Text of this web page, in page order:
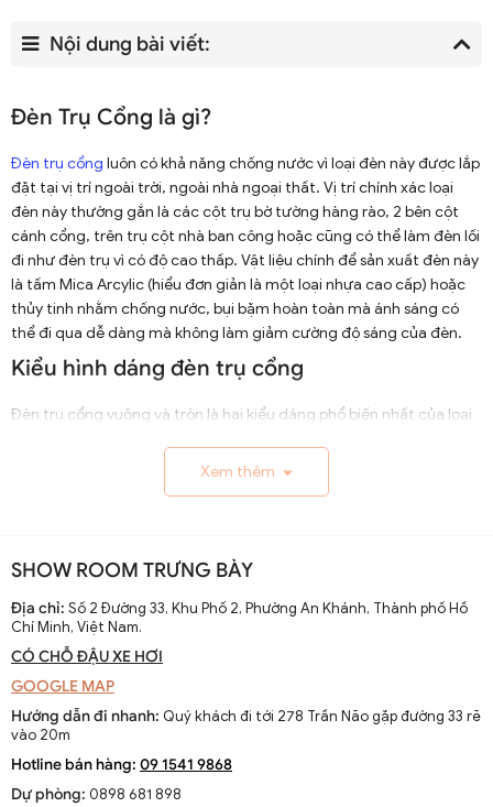
Nội dung bài viết:
Đèn Trụ Cổng là gì?
Đèn trụ cổng luôn có khả năng chống nước vì loại đèn này được lắp
đặt tại vị trí ngoài trời, ngoài nhà ngoại thất. Vị trí chính xác loại
đèn này thường gắn là các cột trụ bờ tường hàng rào, 2 bên cột
cánh cổng, trên trụ cột nhà ban công hoặc cũng có thể làm đèn lối
đi như đèn trụ vì có độ cao thấp. Vật liệu chính để sản xuất đèn này
là tấm Mica Arcylic (hiểu đơn giản là một loại nhựa cao cấp) hoặc
thủy tinh nhằm chống nước, bụi bặm hoàn toàn mà ánh sáng có
thể đi qua dễ dàng mà không làm giảm cường độ sáng của đèn.
Kiểu hình dáng đèn trụ cổng
Đèn trụ cổng vuông và tròn là hai kiểu dáng phổ biến nhất của loại
hưởng đến thiết kế ngôi nhà. Dưới đây là các chi tiết cho đèn cổng
Đèn trụ cổng hình vuông thường được thiết kế với các góc cạnh
2. Đèn trụ cổng hình tròn
Đèn trụ cổng tròn thường được thiết kế với những đường cong
mềm mại và uyển chuyển hơn so với đèn trụ cổng vuông tạo nên
phong cách trang nhã và nhẹ nhàng.
Chất liệu sản xuất đèn trụ cổng
Vật liệu để sản xuất đèn trụ cổng cần đảm bảo những yếu tố như
Xem thêm
SHOW ROOM TRƯNG BÀY
Địa chỉ: Số 2 Đường 33, Khu Phố 2, Phường An Khánh, Thành phố Hồ
Chí Minh, Việt Nam.
CÓ CHỖ ĐẬU XE HƠI
GOOGLE MAP
Hướng dẫn đi nhanh: Quý khách đi tới 278 Trần Não gặp đường 33 rẽ
vào 20m
Hotline bán hàng: 09 1541 9868
Dự phòng: 0898 681 898